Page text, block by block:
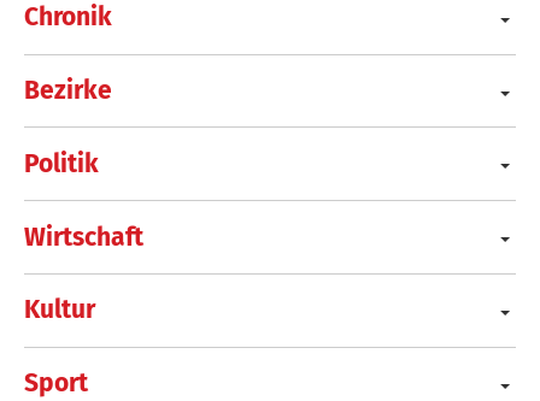
Chronik
Bezirke
Politik
Wirtschaft
Kultur
Sport